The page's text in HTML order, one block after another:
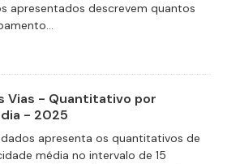
apresentados descrevem quantos
Vias - Quantitativo por
- 2025
apresenta os quantitativos de
média no intervalo de 15